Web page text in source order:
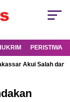
PERISTIWA
Akui Salah dan